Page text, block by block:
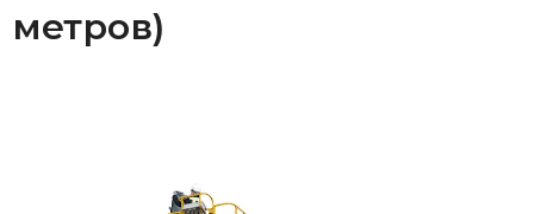
метров)